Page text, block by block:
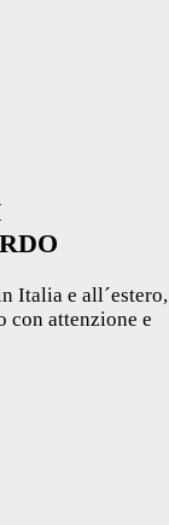
Italia e all´estero,
con attenzione e